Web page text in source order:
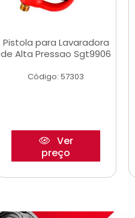
Pistola para Lavaradora
de Alta Pressao Sgt9906
Código: 57303
Ver
preço